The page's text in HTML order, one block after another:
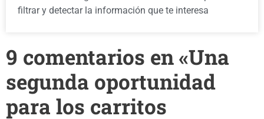
filtrar y detectar la información que te interesa
9 comentarios en «Una
segunda oportunidad
para los carritos